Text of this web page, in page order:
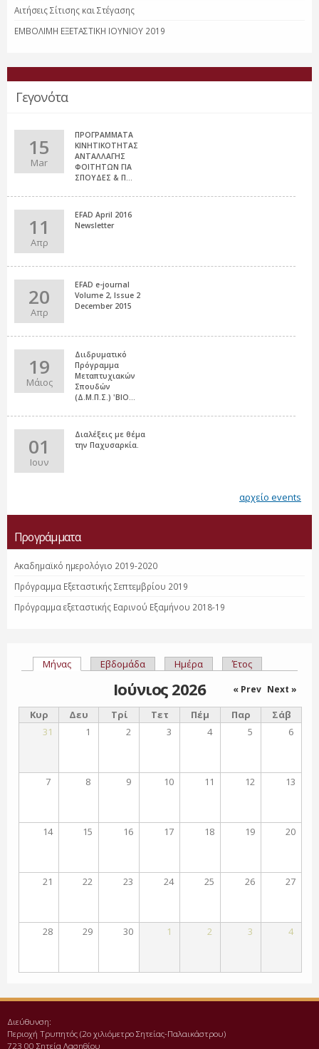
Αιτήσεις Σίτισης και Στέγασης
ΕΜΒΟΛΙΜΗ ΕΞΕΤΑΣΤΙΚΗ ΙΟΥΝΙΟΥ 2019
Γεγονότα
15
Mar
ΠΡΟΓΡΑΜΜΑΤΑ
ΚΙΝΗΤΙΚΟΤΗΤΑΣ
ΑΝΤΑΛΛΑΓΗΣ
ΦΟΙΤΗΤΩΝ ΓΙΑ
ΣΠΟΥΔΕΣ & Π...
11
Απρ
EFAD April 2016
Newsletter
20
Απρ
EFAD e-journal
Volume 2, Issue 2
December 2015
19
Μάιος
Διιδρυματικό
Πρόγραμμα
Μεταπτυχιακών
Σπουδών
(Δ.Μ.Π.Σ.) 'ΒΙΟ...
01
Ιουν
Διαλέξεις με θέμα
την Παχυσαρκία.
αρχείο events
Προγράμματα
Ακαδημαϊκό ημερολόγιο 2019-2020
Πρόγραμμα Εξεταστικής Σεπτεμβρίου 2019
Πρόγραμμα εξεταστικής Εαρινού Εξαμήνου 2018-19
Πρωτεύουσες καρτέλες
Μήνας(ενεργή καρτέλα)
Εβδομάδα Ημέρα Έτος
Ιούνιος 2026 « Prev Next »
Κυρ Δευ Τρί Τετ Πέμ Παρ
Σάβ
31
1 2 3 4 5 6
7 8 9 10 11 12 13
14 15 16 17 18 19 20
21 22 23 24 25 26 27
28 29 30 1 2 3 4
Διεύθυνση:
Περιοχή Τρυπητός (2o χιλιόμετρο Σητείας-Παλαικάστρου)
723 00 Σητεία Λασηθίου